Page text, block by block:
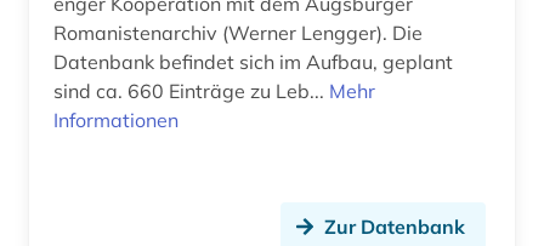
karibik (3)
karte (1)
Romanistenarchiv (Werner Lengger). Die
Datenbank befindet sich im Aufbau, geplant
sind ca. 660 Einträge zu Leb... Mehr
Informationen
Zur Datenbank